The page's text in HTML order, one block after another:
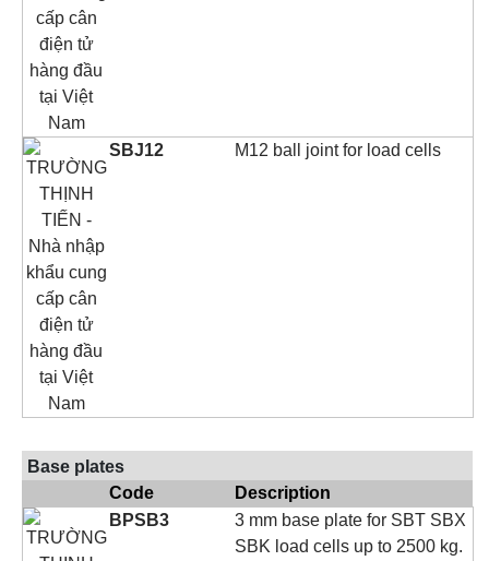
SBJ12 M12 ball joint for load cells
Base plates
Code
Description
BPSB3
3 mm base plate for SBT SBX
SBK load cells up to 2500 kg.